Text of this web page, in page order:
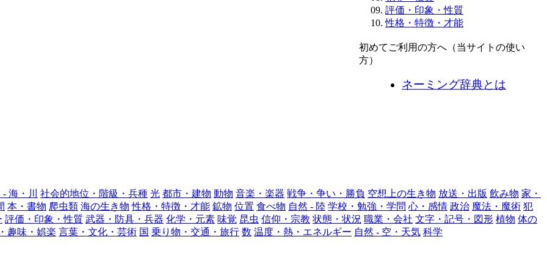
評価・印象・性質
性格・特徴・才能
初めてご利用の方へ（当サイトの使い
方）
ネーミング辞典とは
海・川 社会的地位・階級・兵種 光 都市・建物 動物 音楽・楽器 戦争・争い・勝負 空想上の生き物 放送・出版 飲み物 家・
本・書物 爬虫類 海の生き物 性格・特徴・才能 鉱物 位置 食べ物 自然 - 陸 学校・勉強・学問 心・感情 政治 魔法・魔術 犯
評価・印象・性質 武器・防具・兵器 化学・元素 味覚 昆虫 信仰・宗教 状態・状況 職業・会社 文字・記号・図形 植物 体の
趣味・娯楽 言葉・文化・芸術 国 乗り物・交通・旅行 数 温度・熱・エネルギー 自然 - 空・天気 科学